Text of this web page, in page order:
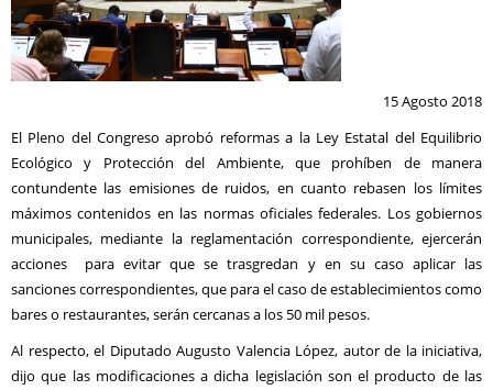
15 Agosto 2018
El Pleno del Congreso aprobó reformas a la Ley Estatal del Equilibrio
Ecológico y Protección del Ambiente, que prohíben de manera
contundente las emisiones de ruidos, en cuanto rebasen los límites
máximos contenidos en las normas oficiales federales. Los gobiernos
municipales, mediante la reglamentación correspondiente, ejercerán
acciones para evitar que se trasgredan y en su caso aplicar las
sanciones correspondientes, que para el caso de establecimientos como
bares o restaurantes, serán cercanas a los 50 mil pesos.
Al respecto, el Diputado Augusto Valencia López, autor de la iniciativa,
dijo que las modificaciones a dicha legislación son el producto de las